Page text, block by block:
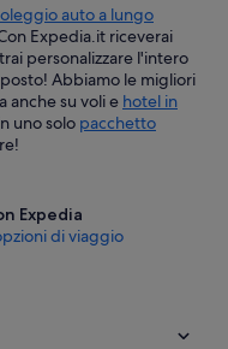
auto a lungo
Expedia.it riceverai
personalizzare l'intero
Abbiamo le migliori
anche su voli e hotel in
uno solo pacchetto
Expedia
di viaggio